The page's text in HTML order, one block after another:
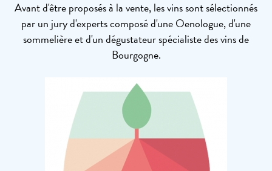
Avant d'être proposés à la vente, les vins sont sélectionnés
par un jury d'experts composé d'une Oenologue, d'une
sommelière et d'un dégustateur spécialiste des vins de
Bourgogne.